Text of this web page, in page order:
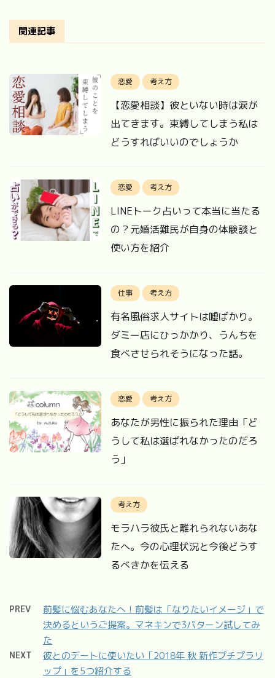
関連記事
恋愛 考え方
【恋愛相談】彼といない時は涙が
出てきます。束縛してしまう私は
どうすればいいのでしょうか
恋愛 考え方
LINEトーク占いって本当に当たる
の？元婚活難民が自身の体験談と
使い方を紹介
仕事 考え方
有名風俗求人サイトは嘘ばかり。
ダミー店にひっかかり、うんちを
食べさせられそうになった話。
恋愛 考え方
あなたが男性に振られた理由「ど
うして私は選ばれなかったのだろ
う」
考え方
モラハラ彼氏と離れられないあな
たへ。今の心理状況と今後どうす
るべきかを伝える
PREV
前髪に悩むあなたへ！前髪は「なりたいイメージ」で
決めるというご提案。マネキンで3パターン試してみ
た
NEXT
彼とのデートに使いたい「2018年 秋 新作プチプラリ
ップ」を5つ紹介する